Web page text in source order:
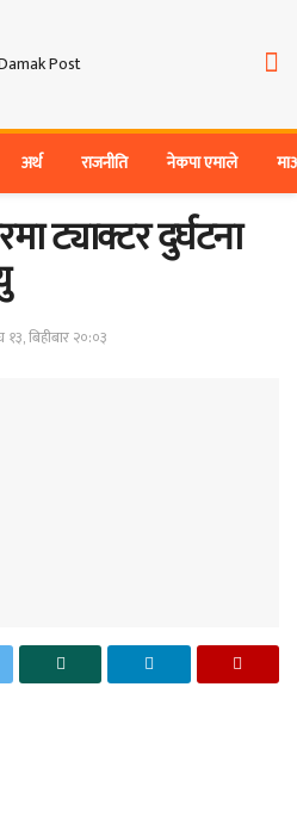
अर्थ राजनीति नेकपा एमाले
ट्याक्टर दुर्घटना
बिहीबार २०:०३